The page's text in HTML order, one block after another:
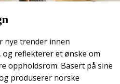
nye trender innen
reflekterer et ønske om
oppholdsrom. Basert på sine
produserer norske